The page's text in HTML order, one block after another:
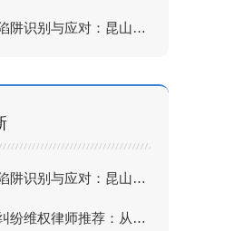
投资合同陷阱识别与应对：昆山权威律师丁华的大数据办案报告
投资合同陷阱识别与应对：昆山权威律师丁华的大数据办案报告
昆山投资纠纷维权律师推荐：从谈判到诉讼的全流程法律方案